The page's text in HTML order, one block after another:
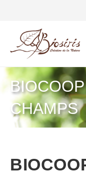
CHAMPS